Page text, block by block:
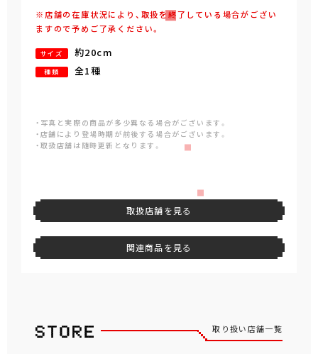
※店舗の在庫状況により、取扱を終了している場合がござい
ますので予めご了承ください。
サイズ 約20cm
種類 全1種
・写真と実際の商品が多少異なる場合がございます。
・店舗により登場時期が前後する場合がございます。
・取扱店舗は随時更新となります。
取扱店舗を見る
関連商品を見る
取り扱い店舗一覧